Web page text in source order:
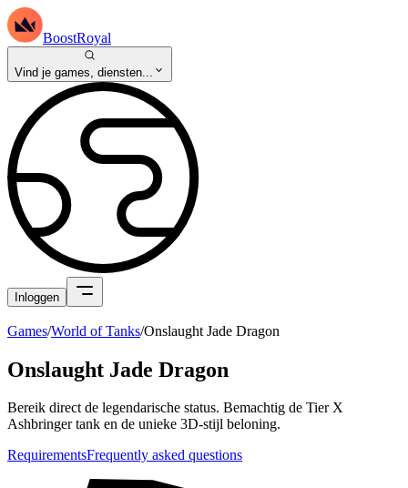
BoostRoyal
Vind je games, diensten...
Inloggen
Games/World of Tanks/Onslaught Jade Dragon
Onslaught Jade Dragon
Bereik direct de legendarische status. Bemachtig de Tier X
Ashbringer tank en de unieke 3D-stijl beloning.
RequirementsFrequently asked questions